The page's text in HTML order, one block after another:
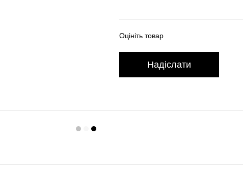
Оцініть товар
Надіслати